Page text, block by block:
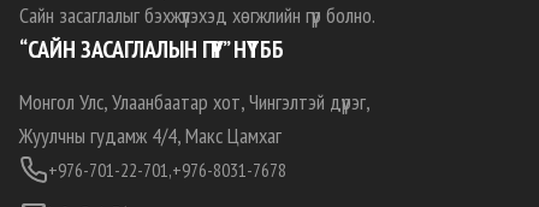
Сайн засаглалыг бэхжүүлэхэд хөгжлийн гүүр болно.
“САЙН ЗАСАГЛАЛЫН ГҮҮР” НҮТББ
Монгол Улс, Улаанбаатар хот, Чингэлтэй дүүрэг,
Жуулчны гудамж 4/4, Макс Цамхаг
+976-701-22-701,+976-8031-7678